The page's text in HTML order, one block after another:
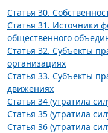
Статья 30.
Статья 31. Источники
общественного
Статья 32. Субъекты
организациях
Статья 33. Субъекты
движениях
Статья 34 (утратила
Статья 35 (утратила
Статья 36 (утратила